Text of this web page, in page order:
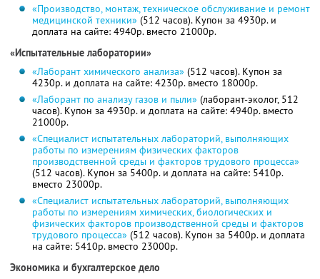
«Производство, монтаж, техническое обслуживание и ремонт
медицинской техники» (512 часов). Купон за 4930р. и
доплата на сайте: 4940р. вместо 21000р.
«Испытательные лаборатории»
«Лаборант химического анализа» (512 часов). Купон за
4230р. и доплата на сайте: 4230р. вместо 18000р.
«Лаборант по анализу газов и пыли» (лаборант-эколог, 512
часов). Купон за 4930р. и доплата на сайте: 4940р. вместо
21000р.
«Специалист испытательных лабораторий, выполняющих
работы по измерениям физических факторов
производственной среды и факторов трудового процесса»
(512 часов). Купон за 5400р. и доплата на сайте: 5410р.
вместо 23000р.
«Специалист испытательных лабораторий, выполняющих
работы по измерениям химических, биологических и
физических факторов производственной среды и факторов
трудового процесса» (512 часов). Купон за 5400р. и доплата
на сайте: 5410р. вместо 23000р.
Экономика и бухгалтерское дело